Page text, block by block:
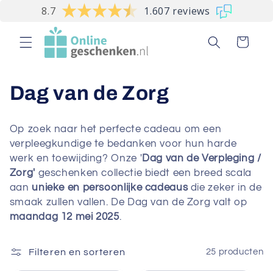
naar de
content
8.7 1.607 reviews
Winkelwagen
C
l
l
e
c
t
Dag van de Zorg
Op zoek naar het perfecte cadeau om een
verpleegkundige te bedanken voor hun harde
werk en toewijding? Onze 'Dag van de Verpleging /
Zorg' geschenken collectie biedt een breed scala
aan unieke en persoonlijke cadeausdie zeker in de
smaak zullen vallen. De Dag van de Zorg valt op
maandag 12 mei 2025.
Filteren en sorteren 25 producten